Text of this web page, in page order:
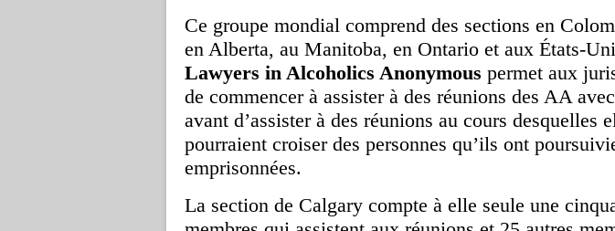
Ce groupe mondial comprend des sections en
en Alberta, au Manitoba, en Ontario et aux États-
Lawyers in Alcoholics Anonymous permet aux
de commencer à assister à des réunions des AA
avant d’assister à des réunions au cours desquelles
pourraient croiser des personnes qu’ils ont
emprisonnées.
La section de Calgary compte à elle seule une